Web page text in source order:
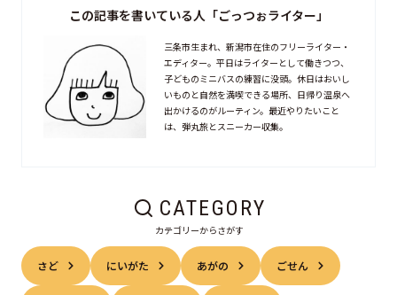
この記事を書いている人「ごっつぉライター」
三条市生まれ、新潟市在住のフリーライター・
エディター。平日はライターとして働きつつ、
子どものミニバスの練習に没頭。休日はおいし
いものと自然を満喫できる場所、日帰り温泉へ
出かけるのがルーティン。最近やりたいこと
は、弾丸旅とスニーカー収集。
CATEGORY
カテゴリーからさがす
さど にいがた あがの ごせん